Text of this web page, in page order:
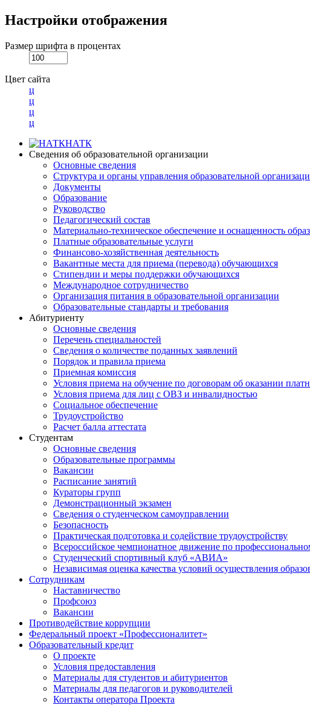
Настройки отображения
Размер шрифта в процентах
Цвет сайта
ц
ц
ц
ц
НАТК
Сведения об образовательной организации
Основные сведения
Структура и органы управления образовательной
Документы
Образование
Руководство
Педагогический состав
Материально-техническое обеспечение и оснащенность
Платные образовательные услуги
Финансово-хозяйственная деятельность
Вакантные места для приема (перевода) обучающихся
Стипендии и меры поддержки обучающихся
Международное сотрудничество
Организация питания в образовательной организации
Образовательные стандарты и требования
Абитуриенту
Основные сведения
Перечень специальностей
Cведения о количестве поданных заявлений
Порядок и правила приема
Приемная комиссия
Условия приема на обучение по договорам об оказании
Условия приема для лиц с ОВЗ и инвалидностью
Социальное обеспечение
Трудоустройство
Расчет балла аттестата
Студентам
Основные сведения
Образовательные программы
Вакансии
Расписание занятий
Кураторы групп
Демонстрационный экзамен
Сведения о студенческом самоуправлении
Безопасность
Практическая подготовка и содействие трудоустройству
Всероссийское чемпионатное движение по
Студенческий спортивный клуб «АВИА»
Независимая оценка качества условий осуществления
Сотрудникам
Наставничество
Профсоюз
Вакансии
Противодействие коррупции
Федеральный проект «Профессионалитет»
Образовательный кредит
О проекте
Условия предоставления
Материалы для студентов и абитуриентов
Материалы для педагогов и руководителей
Контакты оператора Проекта